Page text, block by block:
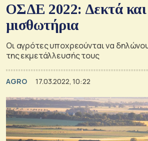
ΟΣΔΕ 2022: Δεκτά και
μισθωτήρια
Οι αγρότες υποχρεούνται να
της εκμετάλλευσής τους
AGRO 17.03.2022, 10:22